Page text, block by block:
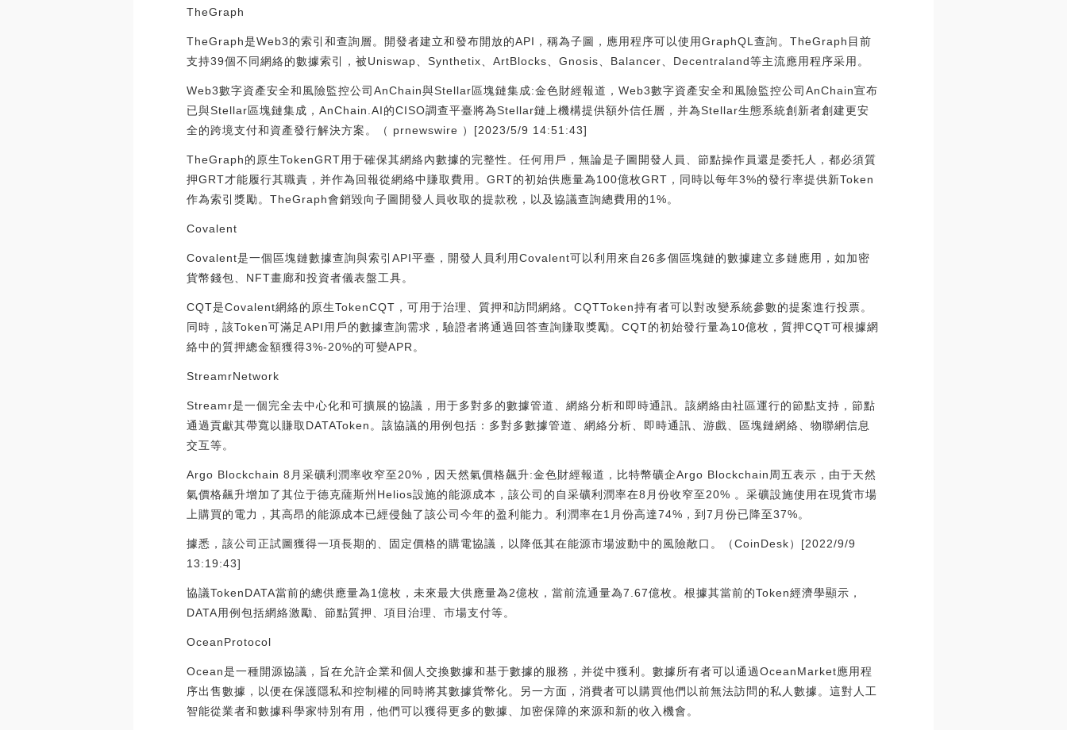
TheGraph
TheGraph是Web3的索引和查詢層。開發者建立和發布開放的API，稱為子圖，應用程序可以使用GraphQL查詢。TheGraph目前
支持39個不同網絡的數據索引，被Uniswap、Synthetix、ArtBlocks、Gnosis、Balancer、Decentraland等主流應用程序采用。
Web3數字資產安全和風險監控公司AnChain與Stellar區塊鏈集成:金色財經報道，Web3數字資產安全和風險監控公司AnChain宣布
已與Stellar區塊鏈集成，AnChain.AI的CISO調查平臺將為Stellar鏈上機構提供額外信任層，并為Stellar生態系統創新者創建更安
全的跨境支付和資產發行解決方案。（ prnewswire ）[2023/5/9 14:51:43]
TheGraph的原生TokenGRT用于確保其網絡內數據的完整性。任何用戶，無論是子圖開發人員、節點操作員還是委托人，都必須質
押GRT才能履行其職責，并作為回報從網絡中賺取費用。GRT的初始供應量為100億枚GRT，同時以每年3%的發行率提供新Token
作為索引獎勵。TheGraph會銷毀向子圖開發人員收取的提款稅，以及協議查詢總費用的1%。
Covalent
Covalent是一個區塊鏈數據查詢與索引API平臺，開發人員利用Covalent可以利用來自26多個區塊鏈的數據建立多鏈應用，如加密
貨幣錢包、NFT畫廊和投資者儀表盤工具。
CQT是Covalent網絡的原生TokenCQT，可用于治理、質押和訪問網絡。CQTToken持有者可以對改變系統參數的提案進行投票。
同時，該Token可滿足API用戶的數據查詢需求，驗證者將通過回答查詢賺取獎勵。CQT的初始發行量為10億枚，質押CQT可根據網
絡中的質押總金額獲得3%-20%的可變APR。
StreamrNetwork
Streamr是一個完全去中心化和可擴展的協議，用于多對多的數據管道、網絡分析和即時通訊。該網絡由社區運行的節點支持，節點
通過貢獻其帶寬以賺取DATAToken。該協議的用例包括：多對多數據管道、網絡分析、即時通訊、游戲、區塊鏈網絡、物聯網信息
交互等。
Argo Blockchain 8月采礦利潤率收窄至20%，因天然氣價格飆升:金色財經報道，比特幣礦企Argo Blockchain周五表示，由于天然
氣價格飆升增加了其位于德克薩斯州Helios設施的能源成本，該公司的自采礦利潤率在8月份收窄至20% 。采礦設施使用在現貨市場
上購買的電力，其高昂的能源成本已經侵蝕了該公司今年的盈利能力。利潤率在1月份高達74%，到7月份已降至37%。
據悉，該公司正試圖獲得一項長期的、固定價格的購電協議，以降低其在能源市場波動中的風險敞口。（CoinDesk）[2022/9/9
13:19:43]
協議TokenDATA當前的總供應量為1億枚，未來最大供應量為2億枚，當前流通量為7.67億枚。根據其當前的Token經濟學顯示，
DATA用例包括網絡激勵、節點質押、項目治理、市場支付等。
OceanProtocol
Ocean是一種開源協議，旨在允許企業和個人交換數據和基于數據的服務，并從中獲利。數據所有者可以通過OceanMarket應用程
序出售數據，以便在保護隱私和控制權的同時將其數據貨幣化。另一方面，消費者可以購買他們以前無法訪問的私人數據。這對人工
智能從業者和數據科學家特別有用，他們可以獲得更多的數據、加密保障的來源和新的收入機會。